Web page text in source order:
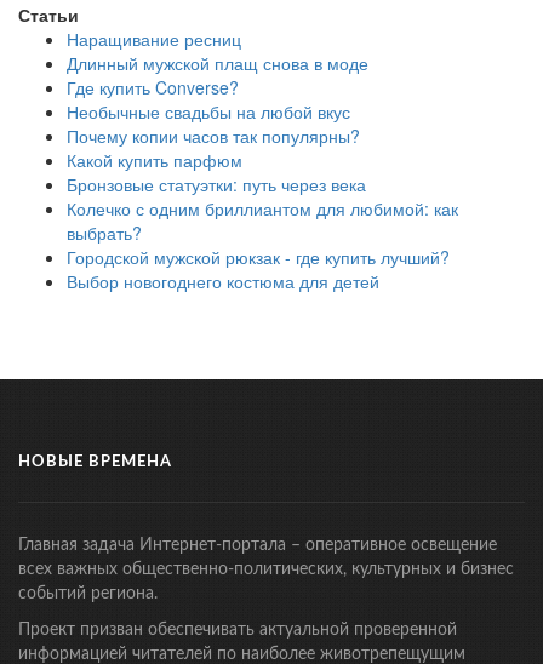
Статьи
Наращивание ресниц
Длинный мужской плащ снова в моде
Где купить Converse?
Необычные свадьбы на любой вкус
Почему копии часов так популярны?
Какой купить парфюм
Бронзовые статуэтки: путь через века
Колечко с одним бриллиантом для любимой: как
выбрать?
Городской мужской рюкзак - где купить лучший?
Выбор новогоднего костюма для детей
НОВЫЕ ВРЕМЕНА
Главная задача Интернет-портала – оперативное освещение
всех важных общественно-политических, культурных и бизнес
событий региона.
Проект призван обеспечивать актуальной проверенной
информацией читателей по наиболее животрепещущим